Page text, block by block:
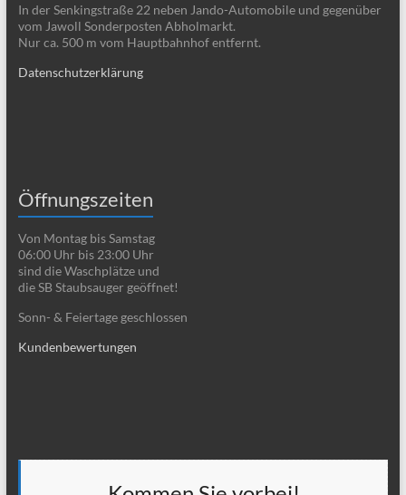
In der Senkingstraße 22 neben Jando-Automobile und gegenüber
vom Jawoll Sonderposten Abholmarkt.
Nur ca. 500 m vom Hauptbahnhof entfernt.
Datenschutzerklärung
Öffnungszeiten
Von Montag bis Samstag
06:00 Uhr bis 23:00 Uhr
sind die Waschplätze und
die SB Staubsauger geöffnet!
Sonn- & Feiertage geschlossen
Kundenbewertungen